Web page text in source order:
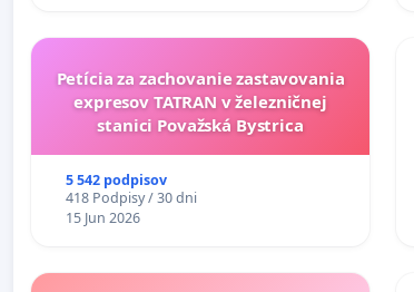
Petícia za zachovanie zastavovania
expresov TATRAN v železničnej
stanici Považská Bystrica
5 542 podpisov
418 Podpisy / 30 dni
15 Jun 2026